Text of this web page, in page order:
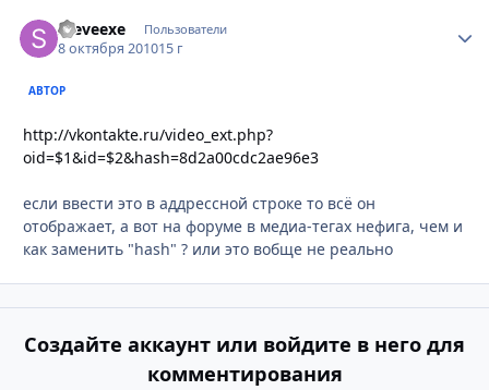
Steveexe Пользователи
8 октября 201015 г
АВТОР
http://vkontakte.ru/video_ext.php?
oid=$1&id=$2&hash=8d2a00cdc2ae96e3
если ввести это в аддрессной строке то всё он
отображает, а вот на форуме в медиа-тегах нефига, чем и
как заменить "hash" ? или это вобще не реально
Создайте аккаунт или войдите в него для
комментирования